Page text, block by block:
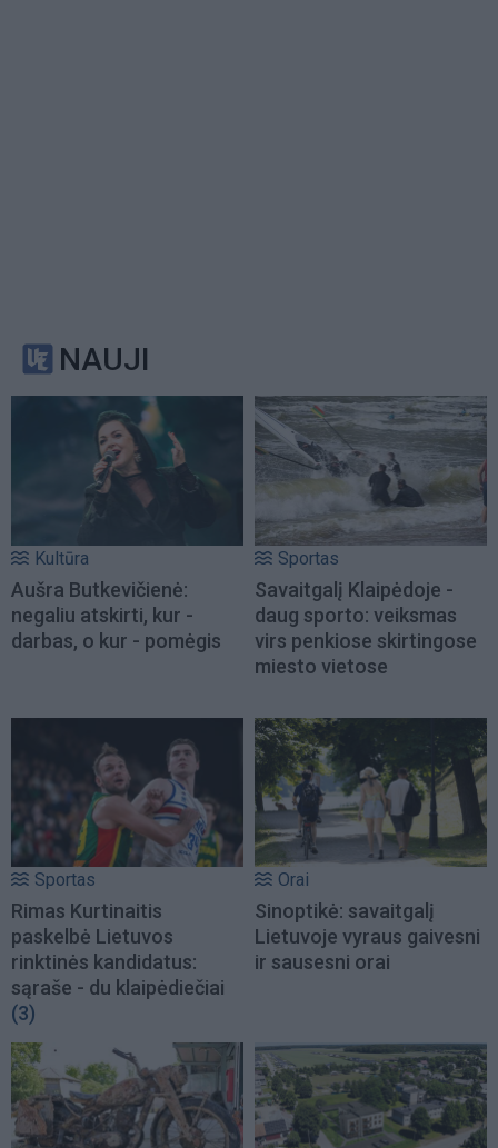
NAUJI
Kultūra
Aušra Butkevičienė:
negaliu atskirti, kur -
darbas, o kur - pomėgis
Sportas
Savaitgalį Klaipėdoje -
daug sporto: veiksmas
virs penkiose skirtingose
miesto vietose
Sportas
Rimas Kurtinaitis
paskelbė Lietuvos
rinktinės kandidatus:
sąraše - du klaipėdiečiai
(3)
Orai
Sinoptikė: savaitgalį
Lietuvoje vyraus gaivesni
ir sausesni orai